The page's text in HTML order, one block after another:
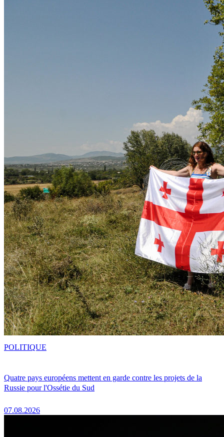
Quatre pays européens mettent en garde contre les projets de la
Russie pour l'Ossétie du Sud
07.08.2026
POLITIQUE